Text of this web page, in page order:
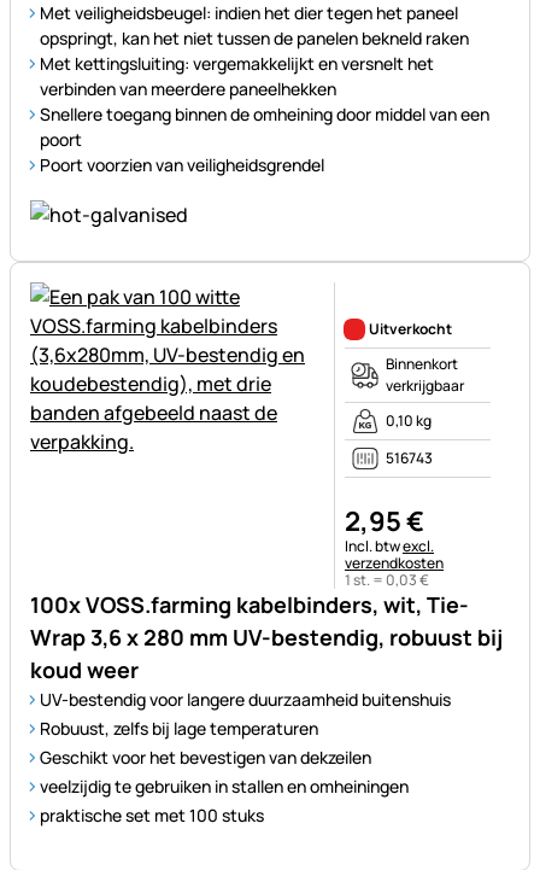
Met veiligheidsbeugel: indien het dier tegen het paneel
opspringt, kan het niet tussen de panelen bekneld raken
Met kettingsluiting: vergemakkelijkt en versnelt het
verbinden van meerdere paneelhekken
Snellere toegang binnen de omheining door middel van een
poort
Poort voorzien van veiligheidsgrendel
100x VOSS.farming kabelbinders, wit, Tie-
Wrap 3,6 x 280 mm UV-bestendig, robuust bij
koud weer
UV-bestendig voor langere duurzaamheid buitenshuis
Robuust, zelfs bij lage temperaturen
Geschikt voor het bevestigen van dekzeilen
veelzijdig te gebruiken in stallen en omheiningen
praktische set met 100 stuks
Uitverkocht
Binnenkort
verkrijgbaar
0,10 kg
516743
2,95€
Belastinginformatie:
Incl. btwexcl.
verzendkosten
1 st. = 0,03€